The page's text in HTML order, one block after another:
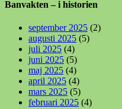
Banvakten – i historien
september 2025 (2)
augusti 2025 (5)
juli 2025 (4)
juni 2025 (5)
maj 2025 (4)
april 2025 (4)
mars 2025 (5)
februari 2025 (4)